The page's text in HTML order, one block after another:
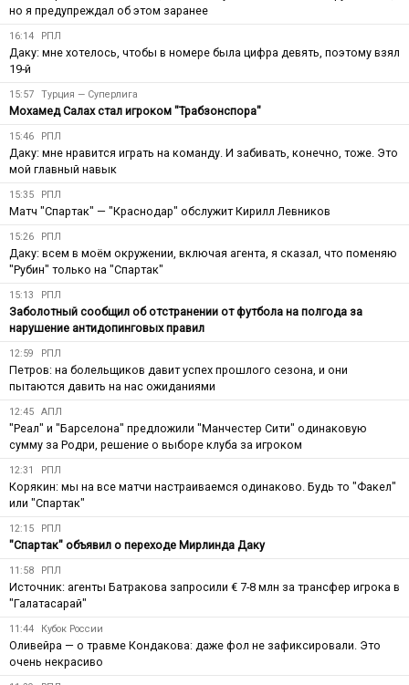
но я предупреждал об этом заранее
16:14 РПЛ
Даку: мне хотелось, чтобы в номере была цифра девять, поэтому взял
19-й
15:57 Турция — Суперлига
Мохамед Салах стал игроком "Трабзонспора"
15:46 РПЛ
Даку: мне нравится играть на команду. И забивать, конечно, тоже. Это
мой главный навык
15:35 РПЛ
Матч "Спартак" — "Краснодар" обслужит Кирилл Левников
15:26 РПЛ
Даку: всем в моём окружении, включая агента, я сказал, что поменяю
"Рубин" только на "Спартак"
15:13 РПЛ
Заболотный сообщил об отстранении от футбола на полгода за
нарушение антидопинговых правил
12:59 РПЛ
Петров: на болельщиков давит успех прошлого сезона, и они
пытаются давить на нас ожиданиями
12:45 АПЛ
"Реал" и "Барселона" предложили "Манчестер Сити" одинаковую
сумму за Родри, решение о выборе клуба за игроком
12:31 РПЛ
Корякин: мы на все матчи настраиваемся одинаково. Будь то "Факел"
или "Спартак"
12:15 РПЛ
"Спартак" объявил о переходе Мирлинда Даку
11:58 РПЛ
Источник: агенты Батракова запросили € 7-8 млн за трансфер игрока в
"Галатасарай"
11:44 Кубок России
Оливейра — о травме Кондакова: даже фол не зафиксировали. Это
очень некрасиво